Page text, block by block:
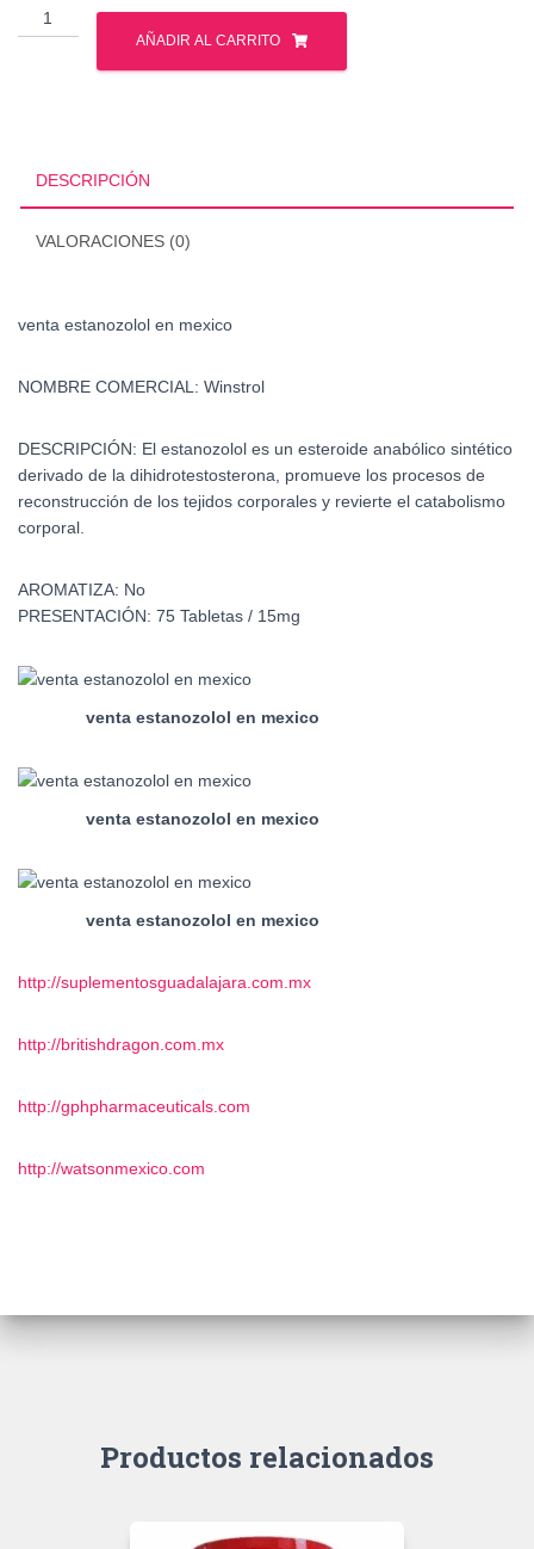
venta
estanozolol
AÑADIR AL CARRITO
DESCRIPCIÓN
VALORACIONES (0)
venta estanozolol en mexico
NOMBRE COMERCIAL: Winstrol
DESCRIPCIÓN: El estanozolol es un esteroide anabólico sintético
derivado de la dihidrotestosterona, promueve los procesos de
reconstrucción de los tejidos corporales y revierte el catabolismo
corporal.
AROMATIZA: No
PRESENTACIÓN: 75 Tabletas / 15mg
venta estanozolol en mexico
venta estanozolol en mexico
venta estanozolol en mexico
http://suplementosguadalajara.com.mx
http://britishdragon.com.mx
http://gphpharmaceuticals.com
http://watsonmexico.com
Productos relacionados